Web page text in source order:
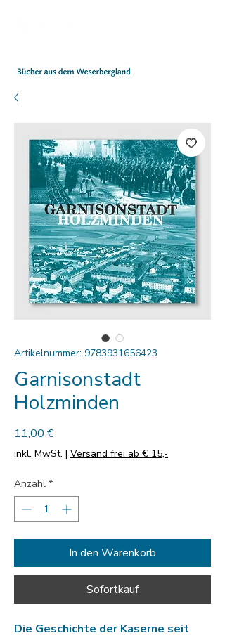
Artikelnummer: 9783931656423
Garnisonstadt
Holzminden
11,00 €Preis
inkl. MwSt. | Versand frei ab € 15,-
Anzahl *
In den Warenkorb
Sofortkauf
Die Geschichte der Kaserne seit